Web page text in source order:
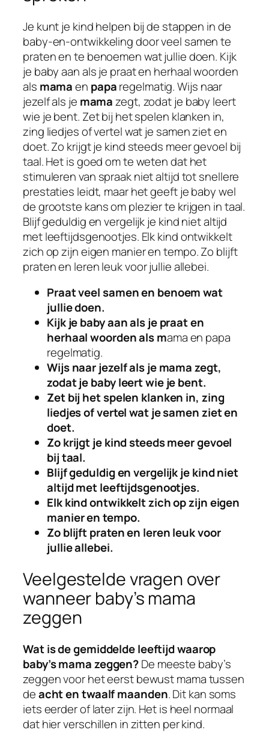
Je kunt je kind helpen bij de stappen in de
baby-en-ontwikkeling door veel samen te
praten en te benoemen wat jullie doen. Kijk
je baby aan als je praat en herhaal woorden
als mamaen paparegelmatig. Wijs naar
jezelf als je mamazegt, zodat je baby leert
wie je bent. Zet bij het spelen klanken in,
zing liedjes of vertel wat je samen ziet en
doet. Zo krijgt je kind steeds meer gevoel bij
taal. Het is goed om te weten dat het
stimuleren van spraak niet altijd tot snellere
prestaties leidt, maar het geeft je baby wel
de grootste kans om plezier te krijgen in taal.
Blijf geduldig en vergelijk je kind niet altijd
met leeftijdsgenootjes. Elk kind ontwikkelt
zich op zijn eigen manier en tempo. Zo blijft
praten en leren leuk voor jullie allebei.
Praat veel samen en benoem wat
jullie doen.
Kijk je baby aan als je praat en
herhaal woorden als mama en papa
regelmatig.
Wijs naar jezelf als je mama zegt,
zodat je baby leert wie je bent.
Zet bij het spelen klanken in, zing
liedjes of vertel wat je samen ziet en
doet.
Zo krijgt je kind steeds meer gevoel
bij taal.
Blijf geduldig en vergelijk je kind niet
altijd met leeftijdsgenootjes.
Elk kind ontwikkelt zich op zijn eigen
manier en tempo.
Zo blijft praten en leren leuk voor
jullie allebei.
Veelgestelde vragen over
wanneer baby’s mama
zeggen
Wat is de gemiddelde leeftijd waarop
baby’s mama zeggen?De meeste baby’s
zeggen voor het eerst bewust mama tussen
deacht en twaalf maanden. Dit kan soms
iets eerder of later zijn. Het is heel normaal
dat hier verschillen in zitten per kind.